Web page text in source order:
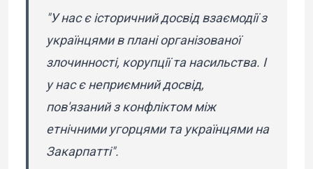
"У нас є історичний досвід взаємодії з
українцями в плані організованої
злочинності, корупції та насильства. І
у нас є неприємний досвід,
пов'язаний з конфліктом між
етнічними угорцями та українцями на
Закарпатті".